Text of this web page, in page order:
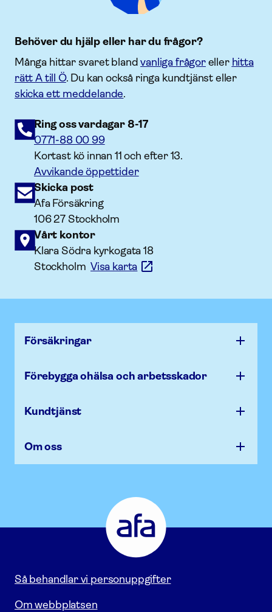
Behöver du hjälp eller har du frågor?
Många hittar svaret blandvanliga frågoreller hitta
rätt A till Ö. Du kan också ringa kundtjänst eller
skicka ett meddelande.
Ring oss vardagar 8-17
0771-88 00 99
Kortast kö innan 11 och efter 13.
Avvikande öppettider
Skicka post
Afa Försäkring
106 27 Stockholm
Vårt kontor
Klara Södra kyrkogata 18
StockholmVisa karta
Försäk­ringar
Förebygga ohälsa och arbets­skador
Kundtjänst
Om oss
Försäkring
Gå
till
startsidan
Så behandlar vi personuppgifter
Om webbplatsen